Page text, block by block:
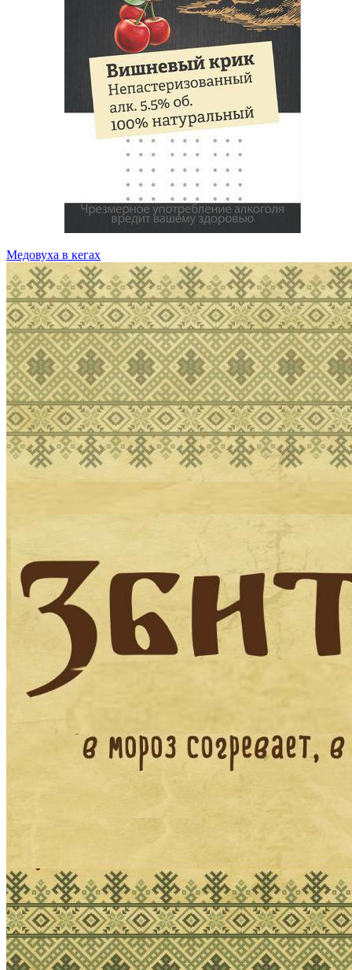
Медовуха в кегах